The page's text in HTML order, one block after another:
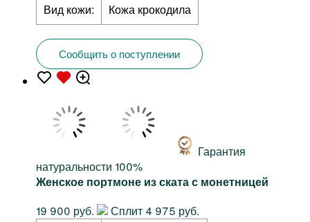
Вид кожи:
Кожа крокодила
Сообщить о поступлении
Гарантия
натуральности 100%
Женское портмоне из ската с монетницей
19 900 руб.
Сплит 4 975 руб.